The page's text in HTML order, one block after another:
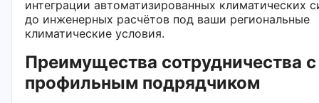
интеграции автоматизированных климатических
до инженерных расчётов под ваши региональные
климатические условия.
Преимущества сотрудничества с
профильным подрядчиком